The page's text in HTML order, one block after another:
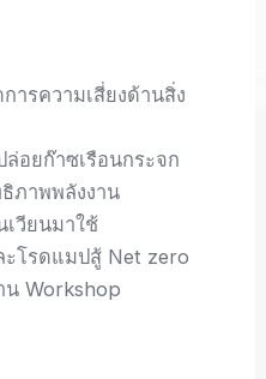
ารความเสี่ยงด้านสิ่ง
อยก๊าซเรือนกระจก
ภาพพลังงาน
วียนมาใช้
ะโรดแมปสู้ Net zero
น Workshop